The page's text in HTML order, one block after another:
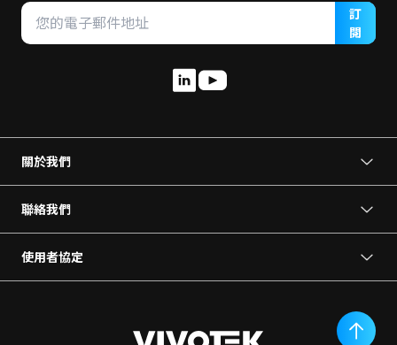
訂
閱
關於我們
新聞中心
聯絡我們
預約展示
聯絡我們
使用者協定